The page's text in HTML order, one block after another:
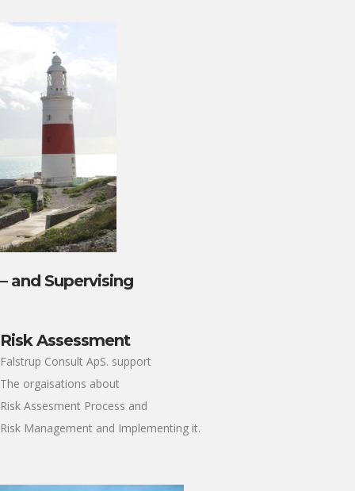
– and Supervising
Risk Assessment
Falstrup Consult ApS. support
The orgaisations about
Risk Assesment Process and
Risk Management and Implementing it.